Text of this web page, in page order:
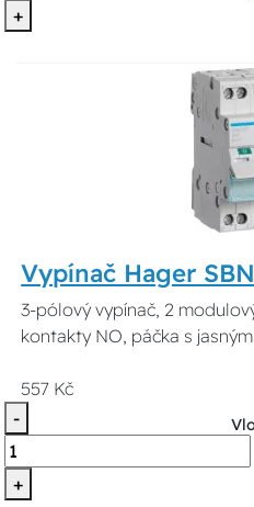
+
Vypínač Hager
3-pólový vypínač, 2
kontakty NO, páčka s
557 Kč
-
+